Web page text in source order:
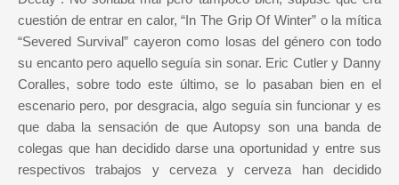
cuestión de entrar en calor, “In The Grip Of Winter” o la mítica
“Severed Survival” cayeron como losas del género con todo
su encanto pero aquello seguía sin sonar. Eric Cutler y Danny
Coralles, sobre todo este último, se lo pasaban bien en el
escenario pero, por desgracia, algo seguía sin funcionar y es
que daba la sensación de que Autopsy son una banda de
colegas que han decidido darse una oportunidad y entre sus
respectivos trabajos y cerveza y cerveza han decidido